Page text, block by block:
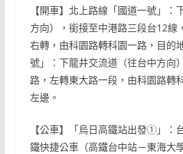
【開車】北上路線「國道一號」：
方向），銜接至中港路三段台12線
右轉，由科園路轉科園一路，目的
號」：下龍井交流道（往台中方向
路，左轉東大路一段，由科園路轉
左邊。
【公車】「烏日高鐵站出發①」：
鐵快捷公車（高鐵台中站－東海大